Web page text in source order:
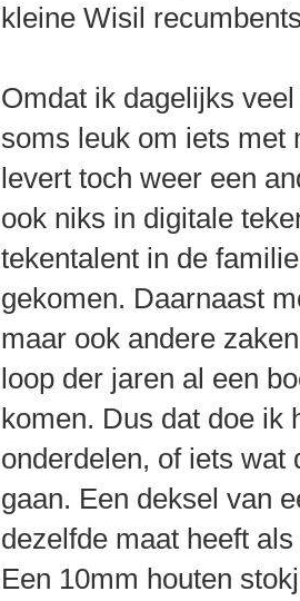
kleine Wisil
Omdat ik dagelijks
soms leuk om iets met
levert toch weer een
ook niks in digitale
tekentalent in de
gekomen. Daarnaast
maar ook andere
loop der jaren al een
komen. Dus dat doe ik
onderdelen, of iets wat
gaan. Een deksel van
dezelfde maat heeft
Een 10mm houten